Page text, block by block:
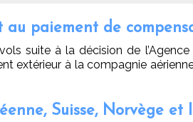
paiement de
suite à la décision de
extérieur à la compagnie
Suisse, Norvège et